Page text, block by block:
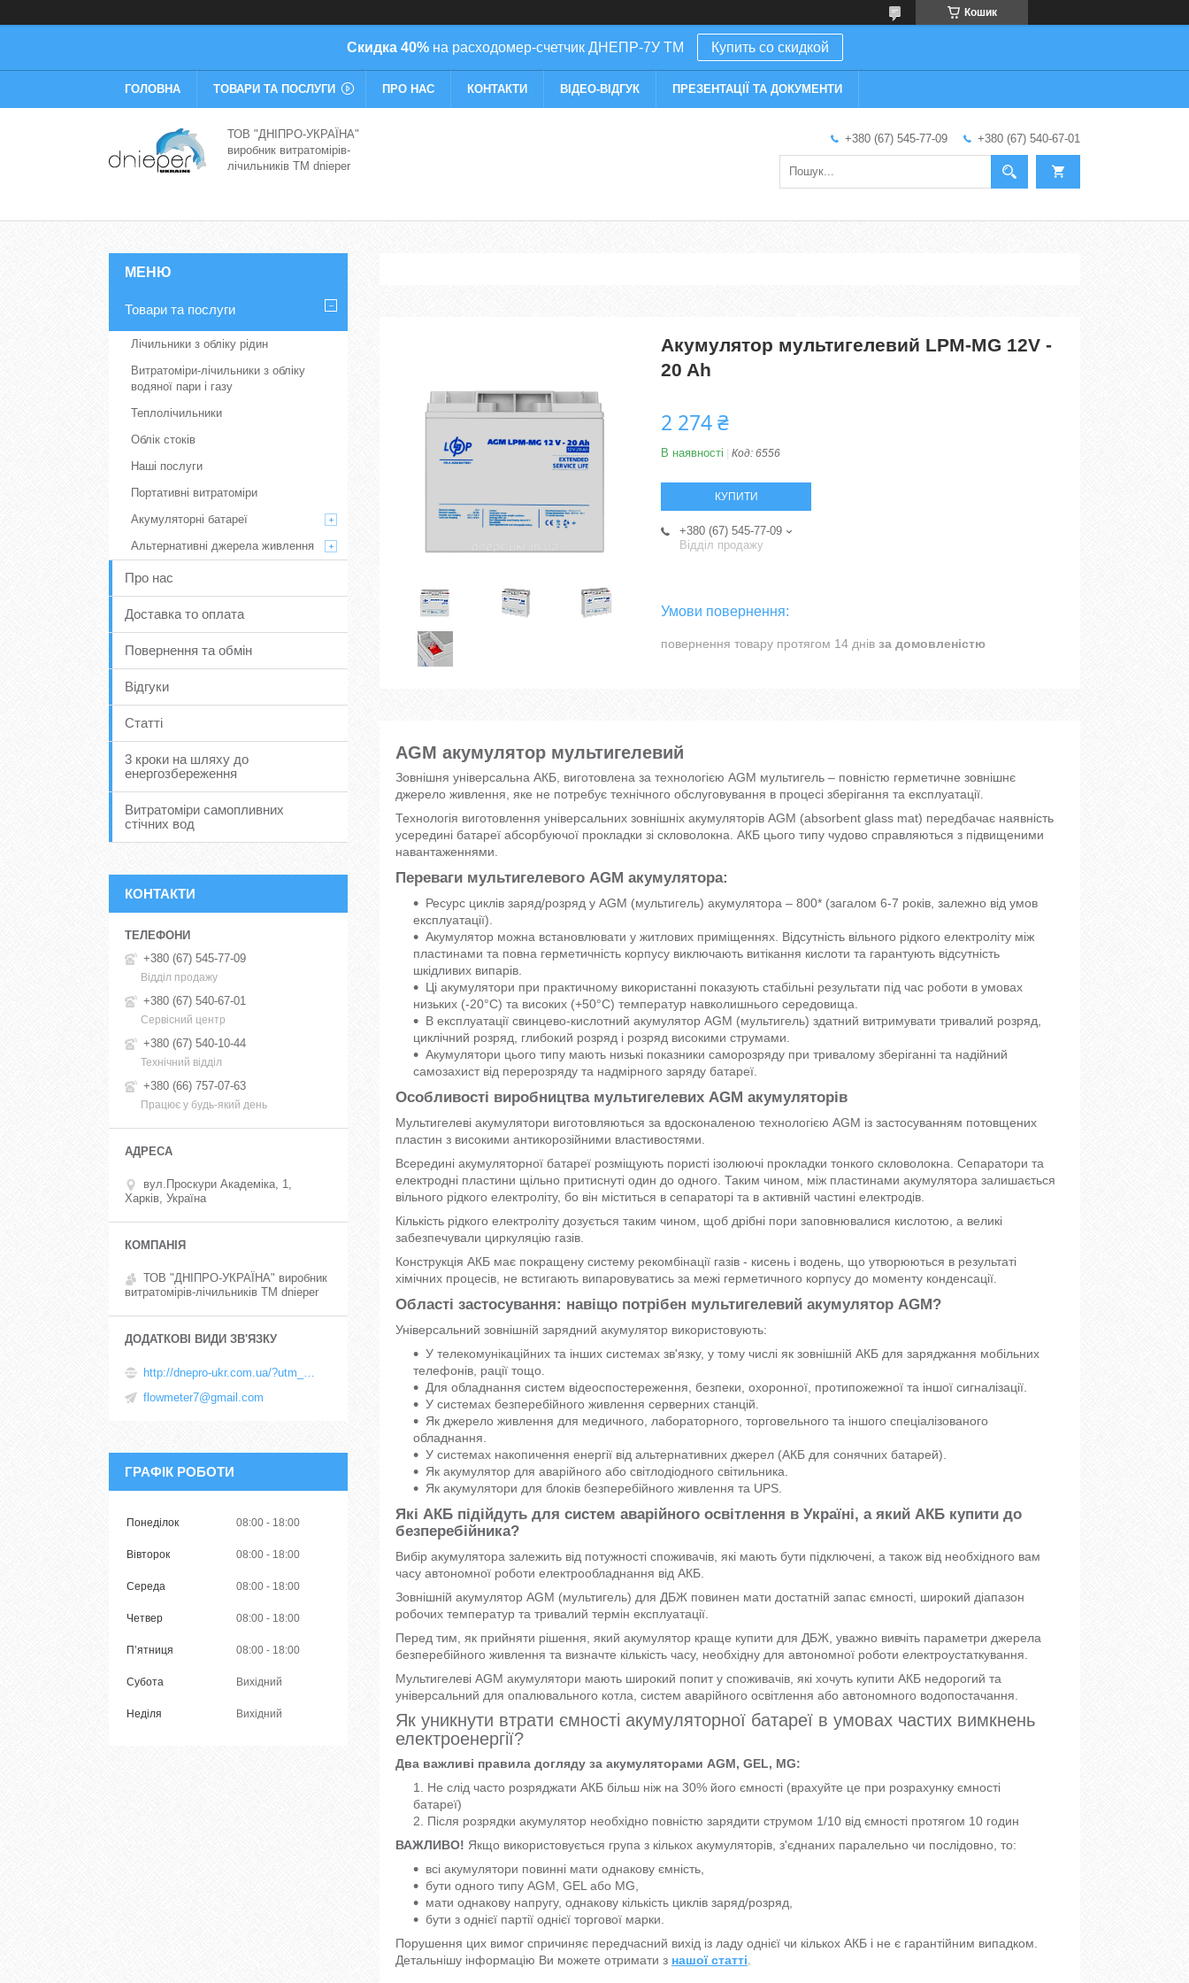
Кошик
Скидка 40%на расходомер-счетчик ДНЕПР-7У ТМ Купить со скидкой
ГОЛОВНА ТОВАРИ ТА ПОСЛУГИ ПРО НАС КОНТАКТИ ВІДЕО-ВІДГУК ПРЕЗЕНТАЦІЇ ТА ДОКУМЕНТИ
ТОВ "ДНІПРО-УКРАЇНА"
виробник витратомірів-
лічильників TM dnieper
+380 (67) 545-77-09 +380 (67) 540-67-01
Акумулятор мультигелевий LPM-MG 12V -
20 Ah
2 274 ₴
В наявності Код: 6556
КУПИТИ
+380 (67) 545-77-09
Відділ продажу
повернення товару протягом 14 днів за домовленістю
AGM акумулятор мультигелевий
Зовнішня універсальна АКБ, виготовлена за технологією AGM мультигель – повністю герметичне зовнішнє
джерело живлення, яке не потребує технічного обслуговування в процесі зберігання та експлуатації.
Технологія виготовлення універсальних зовнішніх акумуляторів AGM (absorbent glass mat) передбачає наявність
усередині батареї абсорбуючої прокладки зі скловолокна. АКБ цього типу чудово справляються з підвищеними
навантаженнями.
Переваги мультигелевого AGM акумулятора:
Ресурс циклів заряд/розряд у AGM (мультигель) акумулятора – 800* (загалом 6-7 років, залежно від умов
експлуатації).
Акумулятор можна встановлювати у житлових приміщеннях. Відсутність вільного рідкого електроліту між
пластинами та повна герметичність корпусу виключають витікання кислоти та гарантують відсутність
шкідливих випарів.
Ці акумулятори при практичному використанні показують стабільні результати під час роботи в умовах
низьких (-20°С) та високих (+50°С) температур навколишнього середовища.
В експлуатації свинцево-кислотний акумулятор AGM (мультигель) здатний витримувати тривалий розряд,
циклічний розряд, глибокий розряд і розряд високими струмами.
Акумулятори цього типу мають низькі показники саморозряду при тривалому зберіганні та надійний
самозахист від перерозряду та надмірного заряду батареї.
Особливості виробництва мультигелевих AGM акумуляторів
Мультигелеві акумулятори виготовляються за вдосконаленою технологією AGM із застосуванням потовщених
пластин з високими антикорозійними властивостями.
Всередині акумуляторної батареї розміщують пористі ізолюючі прокладки тонкого скловолокна. Сепаратори та
електродні пластини щільно притиснуті один до одного. Таким чином, між пластинами акумулятора залишається
вільного рідкого електроліту, бо він міститься в сепараторі та в активній частині електродів.
Кількість рідкого електроліту дозується таким чином, щоб дрібні пори заповнювалися кислотою, а великі
забезпечували циркуляцію газів.
Конструкція АКБ має покращену систему рекомбінації газів - кисень і водень, що утворюються в результаті
хімічних процесів, не встигають випаровуватись за межі герметичного корпусу до моменту конденсації.
Області застосування: навіщо потрібен мультигелевий акумулятор AGM?
Універсальний зовнішній зарядний акумулятор використовують:
У телекомунікаційних та інших системах зв'язку, у тому числі як зовнішній АКБ для заряджання мобільних
телефонів, рації тощо.
Для обладнання систем відеоспостереження, безпеки, охоронної, протипожежної та іншої сигналізації.
У системах безперебійного живлення серверних станцій.
Як джерело живлення для медичного, лабораторного, торговельного та іншого спеціалізованого
обладнання.
У системах накопичення енергії від альтернативних джерел (АКБ для сонячних батарей).
Як акумулятор для аварійного або світлодіодного світильника.
Як акумулятори для блоків безперебійного живлення та UPS.
Які АКБ підійдуть для систем аварійного освітлення в Україні, а який АКБ купити до
безперебійника?
Вибір акумулятора залежить від потужності споживачів, які мають бути підключені, а також від необхідного вам
часу автономної роботи електрообладнання від АКБ.
Зовнішній акумулятор AGM (мультигель) для ДБЖ повинен мати достатній запас ємності, широкий діапазон
робочих температур та тривалий термін експлуатації.
Перед тим, як прийняти рішення, який акумулятор краще купити для ДБЖ, уважно вивчіть параметри джерела
безперебійного живлення та визначте кількість часу, необхідну для автономної роботи електроустаткування.
Мультигелеві AGM акумулятори мають широкий попит у споживачів, які хочуть купити АКБ недорогий та
універсальний для опалювального котла, систем аварійного освітлення або автономного водопостачання.
Як уникнути втрати ємності акумуляторної батареї в умовах частих вимкнень
електроенергії?
Два важливі правила догляду за акумуляторами AGM, GEL, MG:
Не слід часто розряджати АКБ більш ніж на 30% його ємності (врахуйте це при розрахунку ємності
батареї)
Після розрядки акумулятор необхідно повністю зарядити струмом 1/10 від ємності протягом 10 годин
ВАЖЛИВО! Якщо використовується група з кількох акумуляторів, з'єднаних паралельно чи послідовно, то:
всі акумулятори повинні мати однакову ємність,
бути одного типу AGM, GEL або MG,
мати однакову напругу, однакову кількість циклів заряд/розряд,
бути з однієї партії однієї торгової марки.
Порушення цих вимог спричиняє передчасний вихід із ладу однієї чи кількох АКБ і не є гарантійним випадком.
Детальнішу інформацію Ви можете отримати з нашої статті
Товари та послуги
Лічильники з обліку рідин
Витратоміри-лічильники з обліку
водяної пари і газу
Теплолічильники
Облік стоків
Наші послуги
Портативні витратоміри
Акумуляторні батареї
Альтернативні джерела живлення
Про нас
Доставка то оплата
Повернення та обмін
Відгуки
Статті
3 кроки на шляху до
енергозбереження
Витратоміри самопливних
стічних вод
КОНТАКТИ
+380 (67) 545-77-09
Відділ продажу
+380 (67) 540-67-01
Сервісний центр
+380 (67) 540-10-44
Технічний відділ
+380 (66) 757-07-63
Працює у будь-який день
вул.Проскури Академіка, 1,
Харків, Україна
ТОВ "ДНІПРО-УКРАЇНА" виробник
витратомірів-лічильників TM dnieper
flowmeter7@gmail.com
ГРАФІК РОБОТИ
Понеділок 08:00 18:00
Вівторок 08:00 18:00
Середа 08:00 18:00
Четвер 08:00 18:00
Пʼятниця 08:00 18:00
Субота Вихідний
Неділя Вихідний